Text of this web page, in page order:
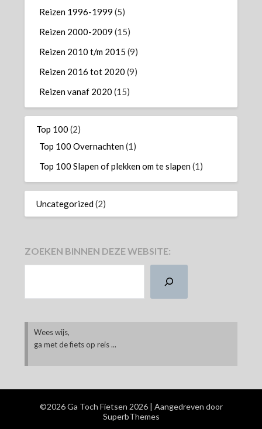
Reizen 1996-1999 (5)
Reizen 2000-2009 (15)
Reizen 2010 t/m 2015 (9)
Reizen 2016 tot 2020 (9)
Reizen vanaf 2020 (15)
Top 100 (2)
Top 100 Overnachten(1)
Top 100 Slapen of plekken om te slapen(1)
Uncategorized(2)
ZOEKEN BINNEN DEZE WEBSITE:
Wees wijs,
ga met de fiets op reis ...
©2026 Ga Toch Fietsen 2026 | Aangedreven door
SuperbThemes